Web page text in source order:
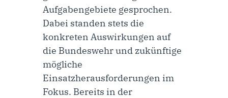
Aufgabengebiete gesprochen.
Dabei standen stets die
konkreten Auswirkungen auf
die Bundeswehr und zukünftige
mögliche
Einsatzherausforderungen im
Fokus. Bereits in der